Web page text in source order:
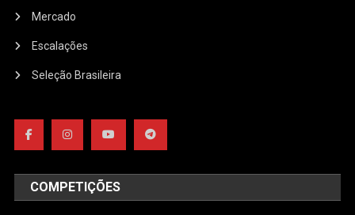
Mercado
Escalações
Seleção Brasileira
COMPETIÇÕES